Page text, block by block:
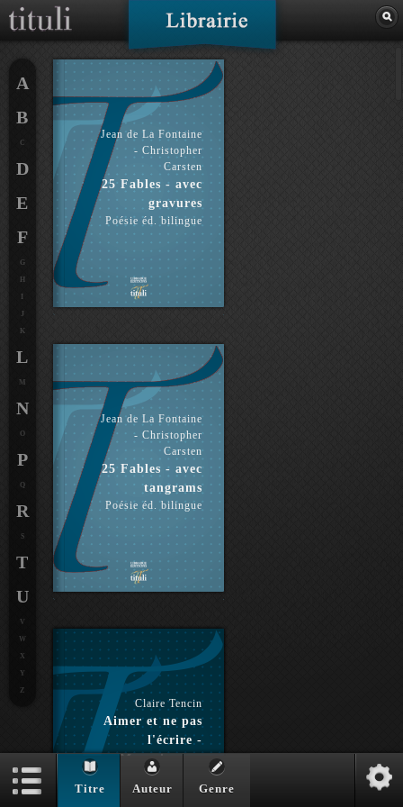
Jean de La Fontaine
- Christopher
Carsten
25 Fables - avec
gravures
Poésie éd. bilingue
Jean de La Fontaine
- Christopher
Carsten
25 Fables - avec
tangrams
Poésie éd. bilingue
Claire Tencin
Aimer et ne pas
l'écrire -
Montaigne et
Roman
A
B
C
D
E
F
G
H
J
K
L
M
N
O
P
Q
R
S
T
U
V
W
X
Y
Z
Titre Auteur Genre